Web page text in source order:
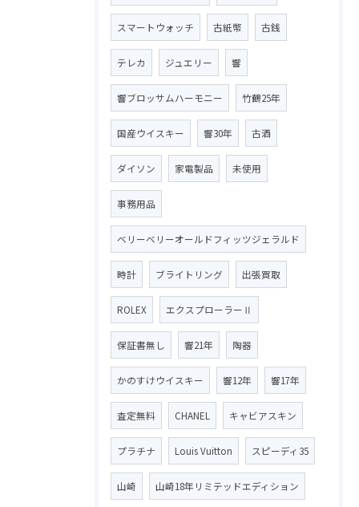
スマートウォッチ 古紙幣 古銭
テレカ ジュエリー 響
響ブロッサムハーモニー 竹鶴25年
国産ウイスキー 響30年 古酒
ダイソン 家電製品 未使用
事務用品
ベリーベリーオールドフィッツジェラルド
時計 ブライトリング 出張買取
ROLEX エクスプローラーⅡ
保証書無し 響21年 陶器
かのすけウイスキー 響12年 響17年
査定無料 CHANEL キャビアスキン
プラチナ Louis Vuitton スピーディ35
山崎 山崎18年リミテッドエディション